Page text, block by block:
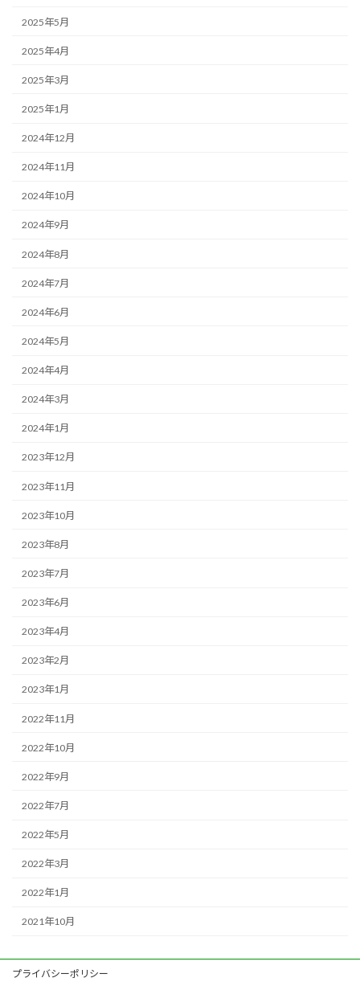
2025年5月
2025年4月
2025年3月
2025年1月
2024年12月
2024年11月
2024年10月
2024年9月
2024年8月
2024年7月
2024年6月
2024年5月
2024年4月
2024年3月
2024年1月
2023年12月
2023年11月
2023年10月
2023年8月
2023年7月
2023年6月
2023年4月
2023年2月
2023年1月
2022年11月
2022年10月
2022年9月
2022年7月
2022年5月
2022年3月
2022年1月
2021年10月
プライバシーポリシー